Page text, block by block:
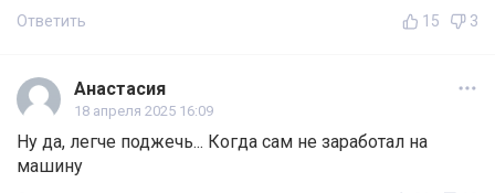
Ответить 15 3
Анастасия
18 апреля 2025 16:09
Ну да, легче поджечь... Когда сам не заработал на
машину